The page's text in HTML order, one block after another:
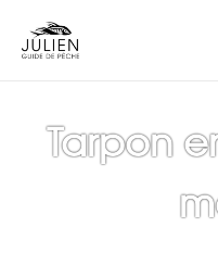
Tarpon